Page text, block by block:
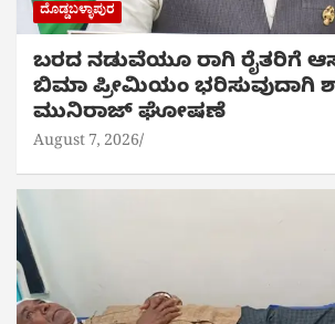
ದೊಡ್ಡಬಳ್ಳಾಪುರ
ಬರದ ನಡುವೆಯೂ ರಾಗಿ ರೈತರಿಗೆ
ಬಿಮಾ ಪ್ರೀಮಿಯಂ ಭರಿಸುವುದಾಗಿ
ಮುನಿರಾಜ್ ಘೋಷಣೆ
August 7, 2026